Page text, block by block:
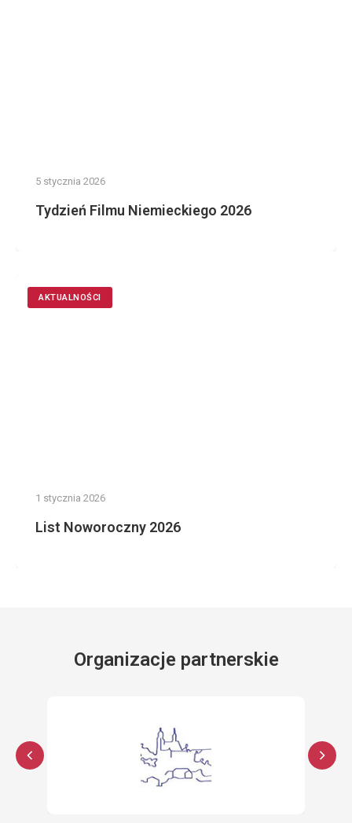
5 stycznia 2026
Tydzień Filmu Niemieckiego 2026
AKTUALNOŚCI
1 stycznia 2026
List Noworoczny 2026
Organizacje partnerskie